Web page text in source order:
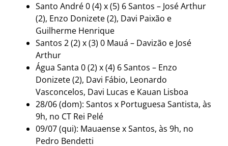
Santo André 0 (4) x (5) 6 Santos – José Arthur
(2), Enzo Donizete (2), Davi Paixão e
Guilherme Henrique
Santos 2 (2) x (3) 0 Mauá – Davizão e José
Arthur
Água Santa 0 (2) x (4) 6 Santos – Enzo
Donizete (2), Davi Fábio, Leonardo
Vasconcelos, Davi Lucas e Kauan Lisboa
28/06 (dom): Santos x Portuguesa Santista, às
9h, no CT Rei Pelé
09/07 (qui): Mauaense x Santos, às 9h, no
Pedro Bendetti